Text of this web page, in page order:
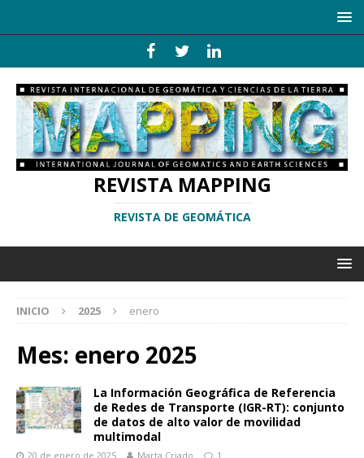
REVISTA MAPPING
REVISTA DE GEOMÁTICA
INICIO 2025 enero
Mes: enero 2025
La Información Geográfica de Referencia
de Redes de Transporte (IGR-RT): conjunto
de datos de alto valor de movilidad
multimodal
20 de enero de 2025 Marta Criado 1